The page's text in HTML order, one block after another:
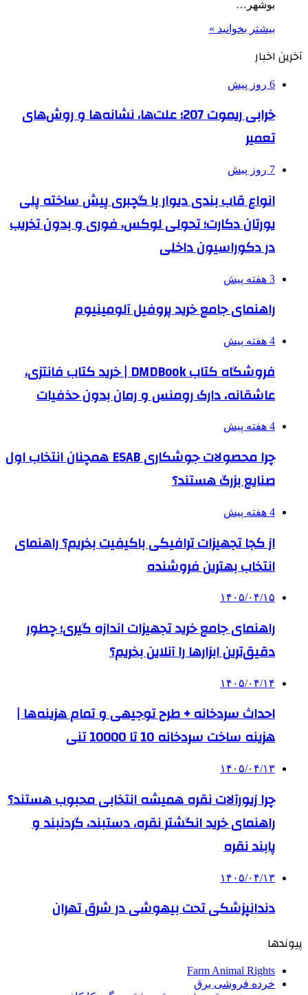
بوشهر…
بیشتر بخوانید »
آخرین اخبار
6 روز پیش
خرابی ریموت 207؛ علت‌ها، نشانه‌ها و روش‌های
تعمیر
7 روز پیش
انواع قاب بندی دیوار با گچبری پیش ساخته پلی
یورتان دکارت؛ تحولی لوکس، فوری و بدون تخریب
در دکوراسیون داخلی
3 هفته پیش
راهنمای جامع خرید پروفیل آلومینیوم
4 هفته پیش
فروشگاه کتاب DMDBook | خرید کتاب فانتزی،
عاشقانه، دارک رومنس و رمان بدون حذفیات
4 هفته پیش
چرا محصولات جوشکاری ESAB همچنان انتخاب اول
صنایع بزرگ هستند؟
4 هفته پیش
از کجا تجهیزات ترافیکی باکیفیت بخریم؟ راهنمای
انتخاب بهترین فروشنده
۱۴۰۵/۰۴/۱۵
راهنمای جامع خرید تجهیزات اندازه گیری؛ چطور
دقیق‌ترین ابزارها را آنلاین بخریم؟
۱۴۰۵/۰۴/۱۴
احداث سردخانه + طرح توجیهی و تمام هزینه‌ها |
هزینه ساخت سردخانه 10 تا 10000 تنی
۱۴۰۵/۰۴/۱۳
چرا زیورآلات نقره همیشه انتخابی محبوب هستند؟
راهنمای خرید انگشتر نقره، دستبند، گردنبند و
پابند نقره
۱۴۰۵/۰۴/۱۳
دندانپزشکی تحت بیهوشی در شرق تهران
پیوندها
Farm Animal Rights
خرده فروشی برق